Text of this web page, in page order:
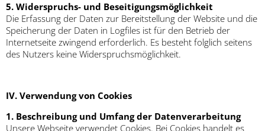
5. Widerspruchs- und Beseitigungsmöglichkeit
Die Erfassung der Daten zur Bereitstellung der Website und die
Speicherung der Daten in Logfiles ist für den Betrieb der
Internetseite zwingend erforderlich. Es besteht folglich seitens
des Nutzers keine Widerspruchsmöglichkeit.
IV. Verwendung von Cookies
1. Beschreibung und Umfang der Datenverarbeitung
Unsere Webseite verwendet Cookies. Bei Cookies handelt es